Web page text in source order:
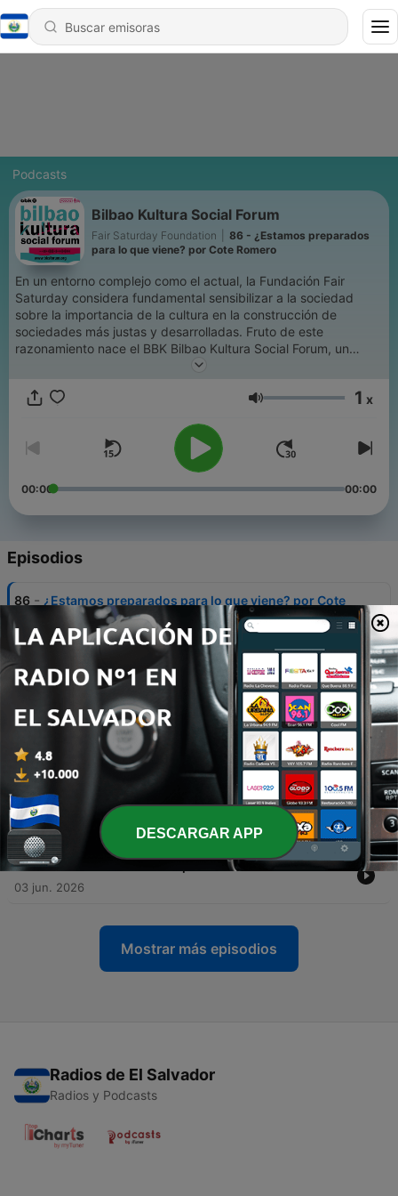
Podcasts
Bilbao Kultura Social Forum
Fair Saturday Foundation
86 - ¿Estamos preparados
para lo que viene? por Cote Romero
En un entorno complejo como el actual, la Fundación Fair
Saturday considera fundamental sensibilizar a la sociedad
sobre la importancia de la cultura en la construcción de
sociedades más justas y desarrolladas. Fruto de este
razonamiento nace el BBK Bilbao Kultura Social Forum, un
espacio de encuentro global de destacados líderes culturales y
humanistas alrededor del potencial transformador de la
Volumen 1 x
00:00 00:00
Episodios
86 - ¿Estamos preparados para lo que viene? por Cote
Romero
01 jul. 2026
85 - ¿Estamos preparados para lo que viene? por José
M. Hernández
Innovación, el ingrediente invisible por Elena
Arzak
17 jun. 2026
83 - Food for change by Rania Moualla
17 jun. 2026
82 - El arte de reinventarse por Lucía Be.
03 jun. 2026
Mostrar más episodios
Radios de El Salvador
Radios y Podcasts
DESCARGAR APP